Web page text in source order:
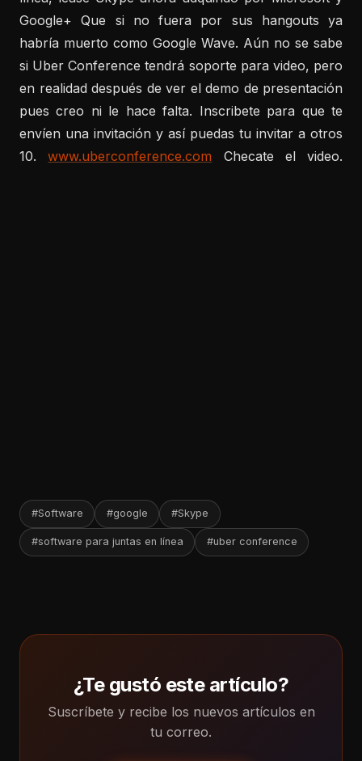
Google+ Que si no fuera por sus hangouts ya
habría muerto como Google Wave. Aún no se sabe
si Uber Conference tendrá soporte para video, pero
en realidad después de ver el demo de presentación
pues creo ni le hace falta. Inscribete para que te
envíen una invitación y así puedas tu invitar a otros
10.www.uberconference.com Checate el video.
#Software #google #Skype
#software para juntas en línea #uber conference
¿Te gustó este artículo?
Suscríbete y recibe los nuevos artículos en
tu correo.